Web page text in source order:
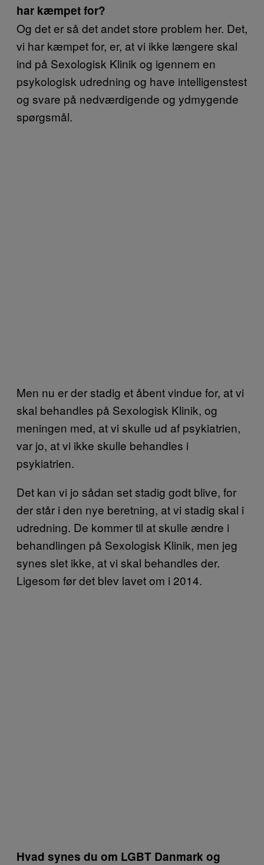
har kæmpet for?
Og det er så det andet store problem her. Det,
vi har kæmpet for, er, at vi ikke længere skal
ind på Sexologisk Klinik og igennem en
psykologisk udredning og have intelligenstest
og svare på nedværdigende og ydmygende
spørgsmål.
Men nu er der stadig et åbent vindue for, at vi
skal behandles på Sexologisk Klinik, og
meningen med, at vi skulle ud af psykiatrien,
var jo, at vi ikke skulle behandles i
psykiatrien.
Det kan vi jo sådan set stadig godt blive, for
der står i den nye beretning, at vi stadig skal i
udredning. De kommer til at skulle ændre i
behandlingen på Sexologisk Klinik, men jeg
synes slet ikke, at vi skal behandles der.
Ligesom før det blev lavet om i 2014.
Hvad synes du om LGBT Danmark og